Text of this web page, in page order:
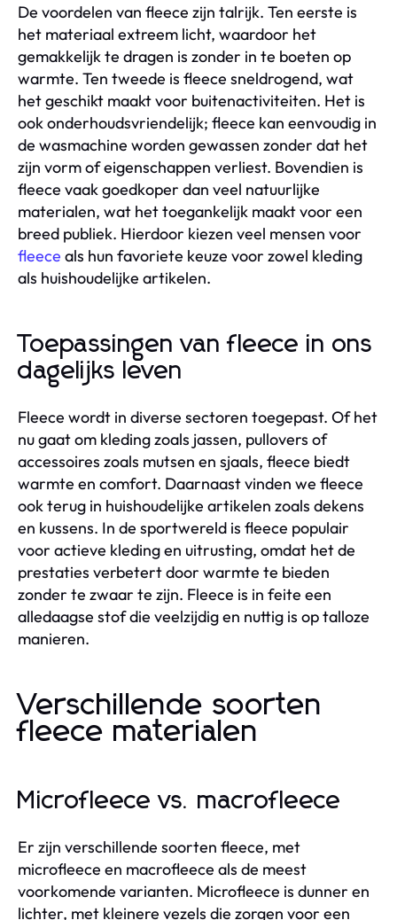
De voordelen van fleece zijn talrijk. Ten eerste is
het materiaal extreem licht, waardoor het
gemakkelijk te dragen is zonder in te boeten op
warmte. Ten tweede is fleece sneldrogend, wat
het geschikt maakt voor buitenactiviteiten. Het is
ook onderhoudsvriendelijk; fleece kan eenvoudig in
de wasmachine worden gewassen zonder dat het
zijn vorm of eigenschappen verliest. Bovendien is
fleece vaak goedkoper dan veel natuurlijke
materialen, wat het toegankelijk maakt voor een
breed publiek. Hierdoor kiezen veel mensen voor
fleece als hun favoriete keuze voor zowel kleding
als huishoudelijke artikelen.
Toepassingen van fleece in ons
dagelijks leven
Fleece wordt in diverse sectoren toegepast. Of het
nu gaat om kleding zoals jassen, pullovers of
accessoires zoals mutsen en sjaals, fleece biedt
warmte en comfort. Daarnaast vinden we fleece
ook terug in huishoudelijke artikelen zoals dekens
en kussens. In de sportwereld is fleece populair
voor actieve kleding en uitrusting, omdat het de
prestaties verbetert door warmte te bieden
zonder te zwaar te zijn. Fleece is in feite een
alledaagse stof die veelzijdig en nuttig is op talloze
manieren.
Verschillende soorten
fleece materialen
Microfleece vs. macrofleece
Er zijn verschillende soorten fleece, met
microfleece en macrofleece als de meest
voorkomende varianten. Microfleece is dunner en
lichter, met kleinere vezels die zorgen voor een